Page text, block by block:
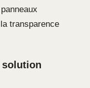
transparence
solution